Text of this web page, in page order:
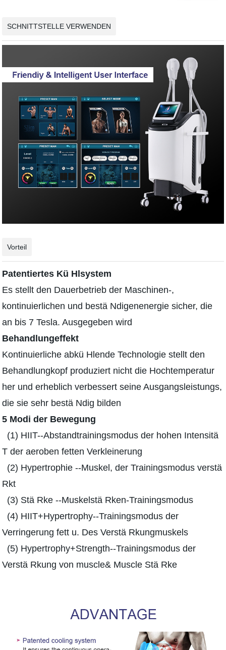
SCHNITTSTELLE VERWENDEN
Vorteil
Patentiertes Kü Hlsystem
Es stellt den Dauerbetrieb der Maschinen-,
kontinuierlichen und bestä Ndigenenergie sicher, die
an bis 7 Tesla. Ausgegeben wird
Behandlungeffekt
Kontinuierliche abkü Hlende Technologie stellt den
Behandlungkopf produziert nicht die Hochtemperatur
her und erheblich verbessert seine Ausgangsleistungs,
die sie sehr bestä Ndig bilden
5 Modi der Bewegung
(1) HIIT--Abstandtrainingsmodus der hohen Intensitä
T der aeroben fetten Verkleinerung
(2) Hypertrophie --Muskel, der Trainingsmodus verstä
Rkt
(3) Stä Rke --Muskelstä Rken-Trainingsmodus
(4) HIIT+Hypertrophy--Trainingsmodus der
Verringerung fett u. Des Verstä Rkungmuskels
(5) Hypertrophy+Strength--Trainingsmodus der
Verstä Rkung von muscle& Muscle Stä Rke